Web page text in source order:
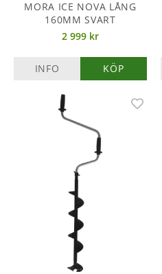
MORA ICE NOVA LÅNG
160MM SVART
2 999 kr
INFO KÖP